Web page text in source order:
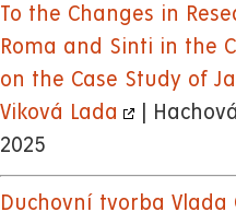
To the Changes in
Roma and Sinti in the
on the Case Study of
Viková Lada
|
2025
Duchovní tvorba